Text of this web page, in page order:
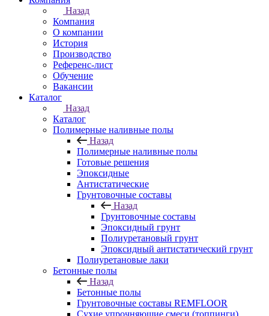
Назад
Компания
О компании
История
Производство
Референс-лист
Обучение
Вакансии
Каталог
Назад
Каталог
Полимерные наливные полы
Назад
Полимерные наливные полы
Готовые решения
Эпоксидные
Антистатические
Грунтовочные составы
Назад
Грунтовочные составы
Эпоксидный грунт
Полиуретановый грунт
Эпоксидный антистатический грунт
Полиуретановые лаки
Бетонные полы
Назад
Бетонные полы
Грунтовочные составы REMFLOOR
Сухие упрочняющие смеси (топпинги)